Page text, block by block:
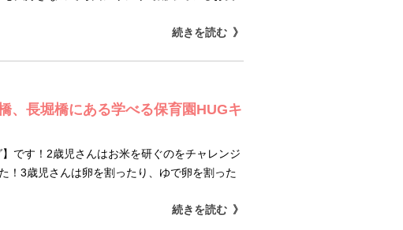
続きを読む
、長堀橋にある学べる保育園HUGキ
です！2歳児さんはお米を研ぐのをチャレンジ
！3歳児さんは卵を割ったり、ゆで卵を割った
続きを読む